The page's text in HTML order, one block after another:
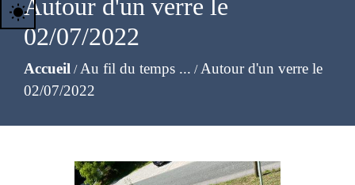
Autour d'un verre le
02/07/2022
Accueil / Au fil du temps ... / Autour d'un verre le
02/07/2022
wb_sunny